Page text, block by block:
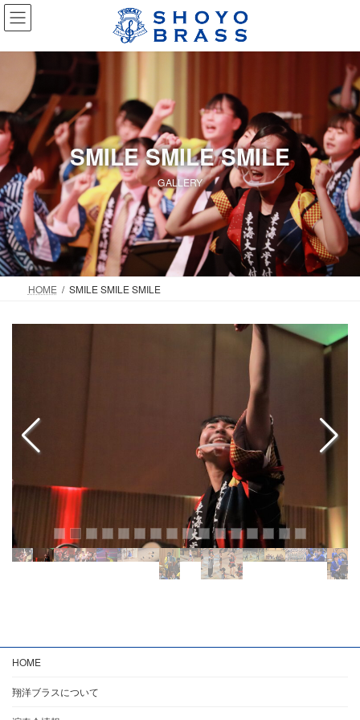
コ
ン
ス
キ
ッ
プ
ナ
ビ
ン
に
移
動
SMILE SMILE SMILE
GALLERY
HOME SMILE SMILE SMILE
HOME
翔洋ブラスについて